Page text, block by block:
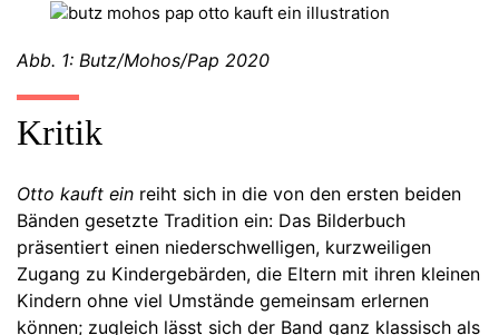
Abb. 1: Butz/Mohos/Pap 2020
Kritik
Otto kauft ein reiht sich in die von den ersten beiden
Bänden gesetzte Tradition ein: Das Bilderbuch
präsentiert einen niederschwelligen, kurzweiligen
Zugang zu Kindergebärden, die Eltern mit ihren kleinen
Kindern ohne viel Umstände gemeinsam erlernen
können; zugleich lässt sich der Band ganz klassisch als